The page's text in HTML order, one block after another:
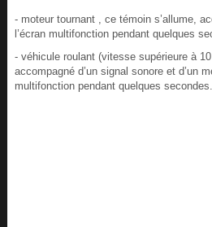
- moteur tournant , ce témoin s’allume,
l’écran multifonction pendant quelques
- véhicule roulant (vitesse supérieure à
accompagné d’un signal sonore et d’un
multifonction pendant quelques secondes.